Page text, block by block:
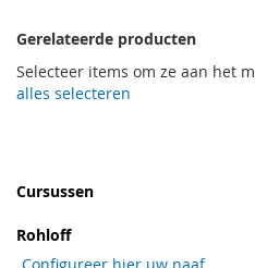
Gerelateerde producten
Selecteer items om ze aan het
alles selecteren
Cursussen
Rohloff